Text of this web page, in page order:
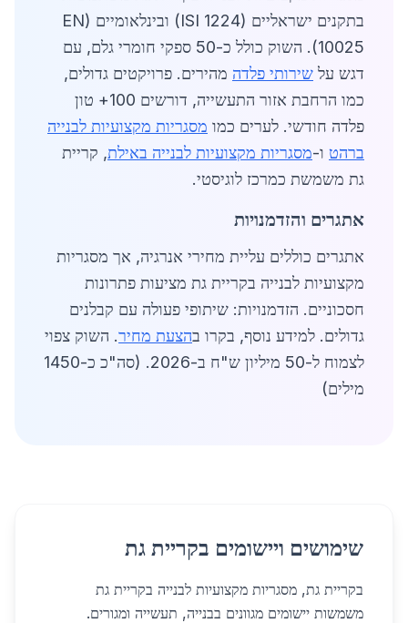
בתקנים ישראליים (ISI 1224) ובינלאומיים (EN
10025). השוק כולל כ-50 ספקי חומרי גלם, עם
דגש על שירותי פלדה מהירים. פרויקטים גדולים,
כמו הרחבת אזור התעשייה, דורשים 100+ טון
פלדה חודשי. לערים כמו מסגריות מקצועיות לבנייה
ברהט ו-מסגריות מקצועיות לבנייה באילת, קריית
גת משמשת כמרכז לוגיסטי.
אתגרים והזדמנויות
אתגרים כוללים עליית מחירי אנרגיה, אך מסגריות
מקצועיות לבנייה בקריית גת מציעות פתרונות
חסכוניים. הזדמנויות: שיתופי פעולה עם קבלנים
גדולים. למידע נוסף, בקרו בהצעת מחיר. השוק צפוי
לצמוח ל-50 מיליון ש"ח ב-2026. (סה"כ כ-1450
מילים)
שימושים ויישומים בקריית גת
בקריית גת, מסגריות מקצועיות לבנייה בקריית גת
משמשות יישומים מגוונים בבנייה, תעשייה ומגורים.